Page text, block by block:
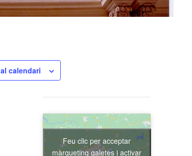
calendari
Feu clic per acceptar
màrqueting galetes i activar